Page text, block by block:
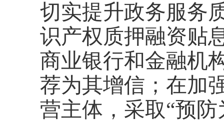
切实提升政务服务
识产权质押融资贴
商业银行和金融机
荐为其增信；在加
营主体，采取“预